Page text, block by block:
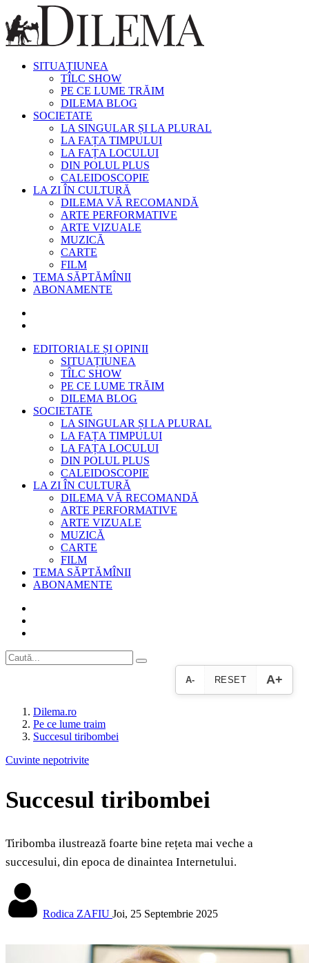
SITUAȚIUNEA
TÎLC SHOW
PE CE LUME TRĂIM
DILEMA BLOG
SOCIETATE
LA SINGULAR ȘI LA PLURAL
LA FAȚA TIMPULUI
LA FAȚA LOCULUI
DIN POLUL PLUS
CALEIDOSCOPIE
LA ZI ÎN CULTURĂ
DILEMA VĂ RECOMANDĂ
ARTE PERFORMATIVE
ARTE VIZUALE
MUZICĂ
CARTE
FILM
TEMA SĂPTĂMÎNII
ABONAMENTE
EDITORIALE ȘI OPINII
SITUAȚIUNEA
TÎLC SHOW
PE CE LUME TRĂIM
DILEMA BLOG
SOCIETATE
LA SINGULAR ȘI LA PLURAL
LA FAȚA TIMPULUI
LA FAȚA LOCULUI
DIN POLUL PLUS
CALEIDOSCOPIE
LA ZI ÎN CULTURĂ
DILEMA VĂ RECOMANDĂ
ARTE PERFORMATIVE
ARTE VIZUALE
MUZICĂ
CARTE
FILM
TEMA SĂPTĂMÎNII
ABONAMENTE
A- RESET A+
Dilema.ro
Pe ce lume traim
Succesul tiribombei
Cuvinte nepotrivite
Succesul tiribombei
Tiribomba ilustrează foarte bine rețeta mai veche a
succesului, din epoca de dinaintea Internetului.
Rodica ZAFIU Joi, 25 Septembrie 2025